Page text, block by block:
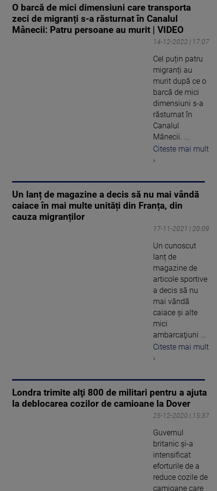
O barcă de mici dimensiuni care transporta
zeci de migranți s-a răsturnat în Canalul
Mânecii: Patru persoane au murit | VIDEO
14-12-2022 | 17:07
Cel puțin patru
migranți au
murit după ce o
barcă de mici
dimensiuni s-a
răsturnat în
Canalul
Mânecii. ...
Citeste mai mult
›
Un lanț de magazine a decis să nu mai vândă
caiace în mai multe unități din Franța, din
cauza migranților
17-11-2021 | 20:09
Un cunoscut
lanț de
magazine de
articole sportive
a decis să nu
mai vândă
caiace şi alte
mici
ambarcaţiuni ...
Citeste mai mult
›
Londra trimite alţi 800 de militari pentru a ajuta
la deblocarea cozilor de camioane la Dover
25-12-2020 | 15:37
Guvernul
britanic şi-a
intensificat
eforturile de a
reduce cozile de
camioane care